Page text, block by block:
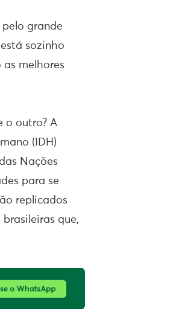
grande
sozinho
as melhores
o outro? A
(IDH)
Nações
para se
replicados
que,